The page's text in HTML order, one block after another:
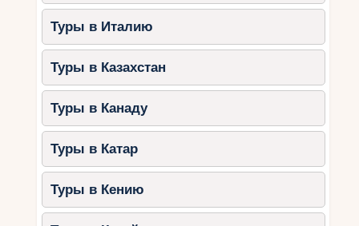
Туры в Италию
Туры в Казахстан
Туры в Канаду
Туры в Катар
Туры в Кению